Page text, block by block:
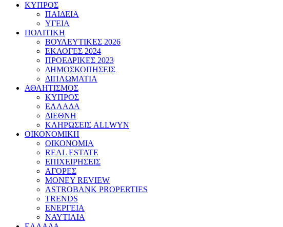
ΚΥΠΡΟΣ
ΠΑΙΔΕΙΑ
ΥΓΕΙΑ
ΠΟΛΙΤΙΚΗ
ΒΟΥΛΕΥΤΙΚΕΣ 2026
ΕΚΛΟΓΕΣ 2024
ΠΡΟΕΔΡΙΚΕΣ 2023
ΔΗΜΟΣΚΟΠΗΣΕΙΣ
ΔΙΠΛΩΜΑΤΙΑ
ΑΘΛΗΤΙΣΜΟΣ
ΚΥΠΡΟΣ
ΕΛΛΑΔΑ
ΔΙΕΘΝΗ
ΚΛΗΡΩΣΕΙΣ ALLWYN
ΟΙΚΟΝΟΜΙΚΗ
ΟΙΚΟΝΟΜΙΑ
REAL ESTATE
ΕΠΙΧΕΙΡΗΣΕΙΣ
ΑΓΟΡΕΣ
MONEY REVIEW
ASTROBANK PROPERTIES
TRENDS
ΕΝΕΡΓΕΙΑ
ΝΑΥΤΙΛΙΑ